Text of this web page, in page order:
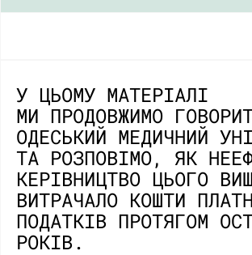
У ЦЬОМУ МАТЕРІАЛІ
МИ ПРОДОВЖИМО
ОДЕСЬКИЙ МЕДИЧНИЙ
ТА РОЗПОВІМО, ЯК
КЕРІВНИЦТВО ЦЬОГО
ВИТРАЧАЛО КОШТИ
ПОДАТКІВ ПРОТЯГОМ
РОКІВ.